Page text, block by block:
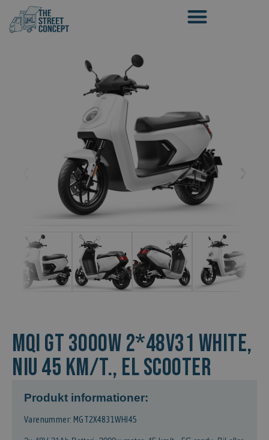
MQi GT 3000w 2*48v31 White,
NIU 45 km/t., El scooter
Produkt informationer:
Varenummer: MGT2X4831WHI45